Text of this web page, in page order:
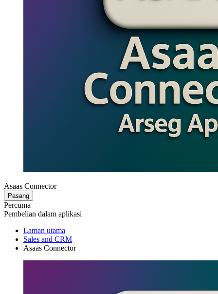
Asaas Connector
Pasang
Percuma
Pembelian dalam aplikasi
Laman utama
Sales and CRM
Asaas Connector